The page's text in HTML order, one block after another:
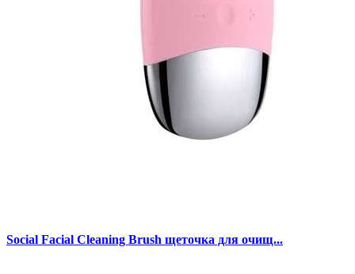
Social Facial Cleaning Brush щеточка для очищ...